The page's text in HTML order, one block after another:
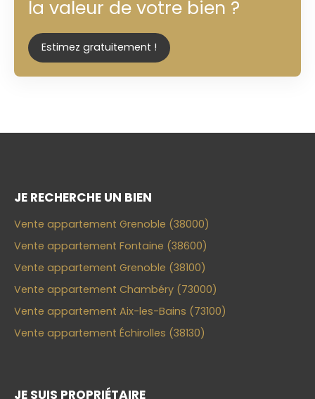
la valeur de votre bien ?
Estimez gratuitement !
JE RECHERCHE UN BIEN
Vente appartement Grenoble (38000)
Vente appartement Fontaine (38600)
Vente appartement Grenoble (38100)
Vente appartement Chambéry (73000)
Vente appartement Aix-les-Bains (73100)
Vente appartement Échirolles (38130)
JE SUIS PROPRIÉTAIRE